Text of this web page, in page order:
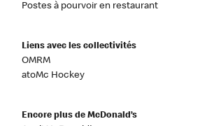
Postes à pourvoir en restaurant
Liens avec les collectivités
OMRM
atoMc Hockey
Encore plus de McDonald’s